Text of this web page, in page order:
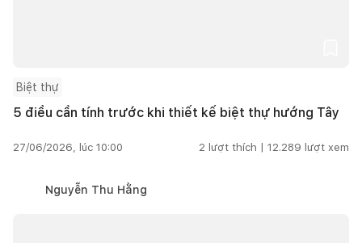
Biệt thự
5 điều cần tính trước khi thiết kế biệt thự hướng Tây
27/06/2026, lúc 10:00 2 lượt thích | 12.289 lượt xem
Nguyễn Thu Hằng